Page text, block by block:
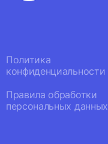
Политика
конфиденциальности
Правила обработки
персональных данных